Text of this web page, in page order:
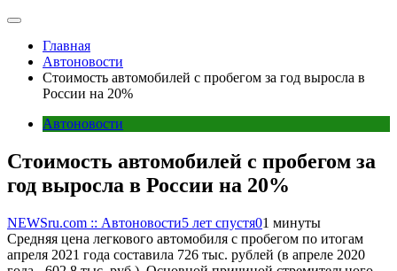
Главная
Автоновости
Стоимость автомобилей с пробегом за год выросла в
России на 20%
Автоновости
Стоимость автомобилей с пробегом за
год выросла в России на 20%
NEWSru.com :: Автоновости5 лет спустя01 минуты
Средняя цена легкового автомобиля с пробегом по итогам
апреля 2021 года составила 726 тыс. рублей (в апреле 2020